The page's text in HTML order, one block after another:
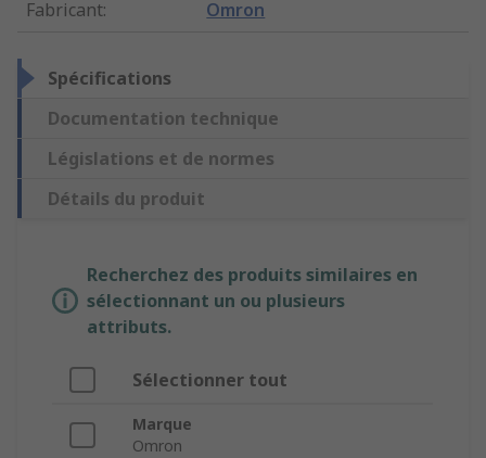
Fabricant: Omron
Spécifications
Documentation technique
Législations et de normes
Détails du produit
Recherchez des produits similaires en
sélectionnant un ou plusieurs
attributs.
Sélectionner tout
Marque
Omron